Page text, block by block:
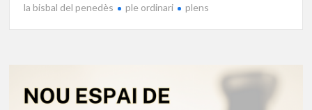
la bisbal del penedès ple ordinari plens